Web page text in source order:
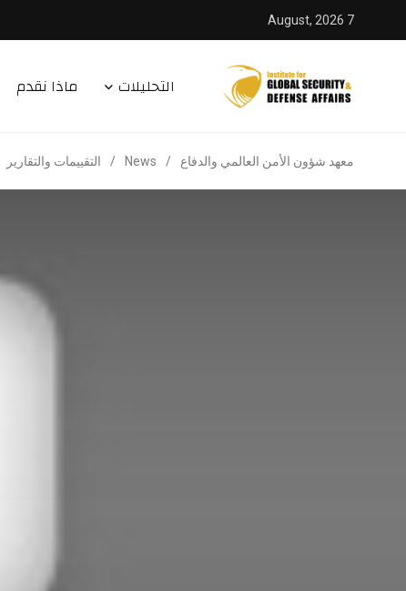
7 August, 2026
التحليلات ماذا نقدم
معهد شؤون الأمن العالمي والدفاع /
News
/ التقييمات والتقارير